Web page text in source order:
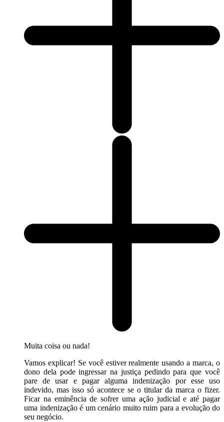
Muita coisa ou nada!
Vamos explicar! Se você estiver realmente usando a marca, o
dono dela pode ingressar na justiça pedindo para que você
pare de usar e pagar alguma indenização por esse uso
indevido, mas isso só acontece se o titular da marca o fizer.
Ficar na eminência de sofrer uma ação judicial e até pagar
uma indenização é um cenário muito ruim para a evolução do
seu negócio.